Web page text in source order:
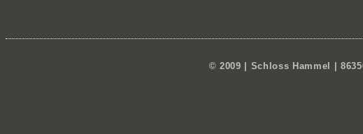
© 2009 | Schloss Hammel |